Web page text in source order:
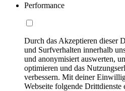
Performance
Durch das Akzeptieren dieser
und Surfverhalten innerhalb
und anonymisiert auswerten,
optimieren und das
verbessern. Mit deiner
Webseite folgende Drittdienste